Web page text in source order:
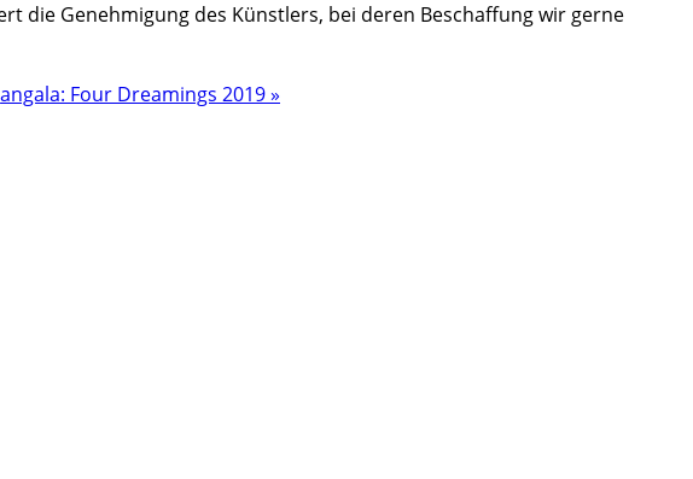
die Genehmigung des Künstlers, bei deren Beschaffung wir gerne
Four Dreamings 2019 »